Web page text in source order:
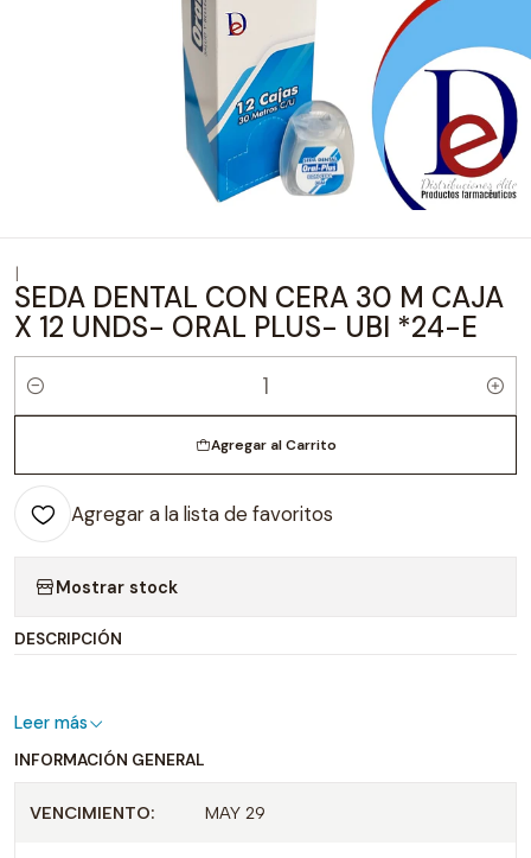
SEDA DENTAL CON CERA 30 M CAJA
X 12 UNDS- ORAL PLUS- UBI *24-E
Cantidad
Agregar al Carrito
Agregar a la lista de favoritos
Mostrar stock
DESCRIPCIÓN
Leer más
INFORMACIÓN GENERAL
VENCIMIENTO: MAY 29